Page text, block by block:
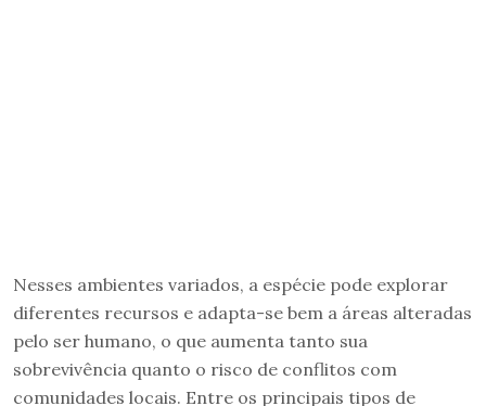
Nesses ambientes variados, a espécie pode explorar
diferentes recursos e adapta-se bem a áreas alteradas
pelo ser humano, o que aumenta tanto sua
sobrevivência quanto o risco de conflitos com
comunidades locais. Entre os principais tipos de